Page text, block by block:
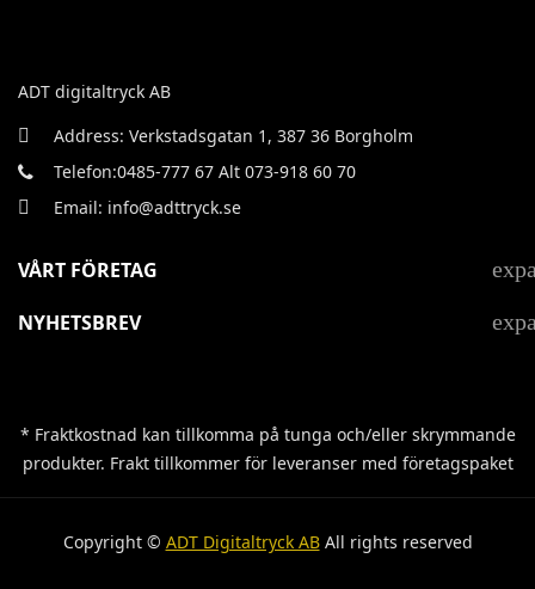
ADT digitaltryck AB
Address: Verkstadsgatan 1, 387 36 Borgholm
Telefon:0485-777 67 Alt 073-918 60 70
Email: info@adttryck.se
VÅRT FÖRETAG
NYHETSBREV
* Fraktkostnad kan tillkomma på tunga och/eller skrymmande
produkter. Frakt tillkommer för leveranser med företagspaket
Copyright © ADT Digitaltryck ABAll rights reserved